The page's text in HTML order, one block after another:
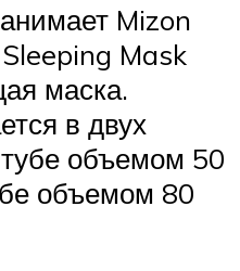
Mizon
Mask
маска.
в двух
объемом 50
объемом 80